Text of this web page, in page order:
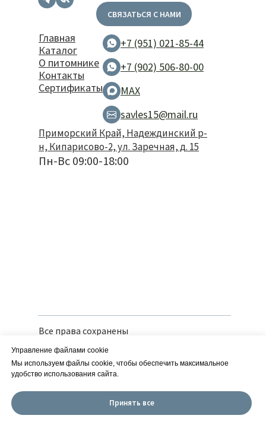
ИП Савчук Е. М. | ИНН 252150166126
Все права сохранены
Вся предоставленная информация носит
справочный характер и не является
публичной офертой
Главная
Каталог
О питомнике
Контакты
Сертификаты
+7 (951) 021-85-44
+7 (902) 506-80-00
MAX
savles15@mail.ru
Приморский Край, Надеждинский р-
н, Кипарисово-2, ул. Заречная, д. 15
Пн-Вс 09:00-18:00
СВЯЗАТЬСЯ С НАМИ
Управление файлами cookie
Мы используем файлы cookie, чтобы обеспечить максимальное
удобство использования сайта.
Принять все